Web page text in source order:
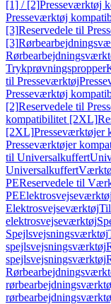
[1] / [2]Presseværktøj
Presseværktøj
[3]Reservedele til
[3]
Trykprøvningspropper
til Presseværktøj
Presseværktøj
[2]Reservedele til
kompatibilitet [2XL]
[2XL]Presseværktøjer
Presseværktøjer
til Universalkuffert
Universalkuffert
PEReservedele til
PEElektrosvejseværktøj
Elektrosvejseværktøj
elektrosvejseværktøj
Spejlsvejsningsværktøj
spejlsvejsningsværktøj
spejlsvejsningsværktøj